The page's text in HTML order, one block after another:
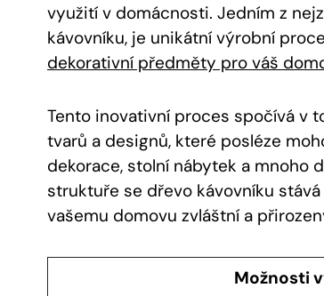
využití v domácnosti. Jedním z
kávovníku, je unikátní výrobní
dekorativní předměty pro váš
Tento inovativní proces spočívá v
tvarů a designů, které posléze
dekorace, stolní nábytek a mnoho
struktuře se dřevo kávovníku
vašemu domovu zvláštní a
Možnosti